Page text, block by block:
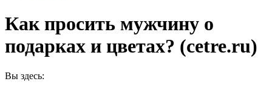
Как просить мужчину о
подарках и цветах? (cetre.ru)
Вы здесь: